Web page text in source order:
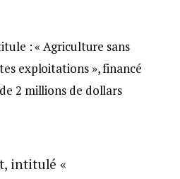
: « Agriculture sans
exploitations », financé
2 millions de dollars
intitulé «